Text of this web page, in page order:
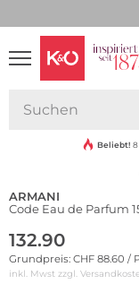
VIBES
Beliebt! 8
ARMANI
Code Eau de Parfum
132.90
Grundpreis: CHF 88.60 /
inkl. Mwst zzgl.